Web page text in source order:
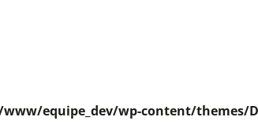
equipe_dev/wp-content/themes/